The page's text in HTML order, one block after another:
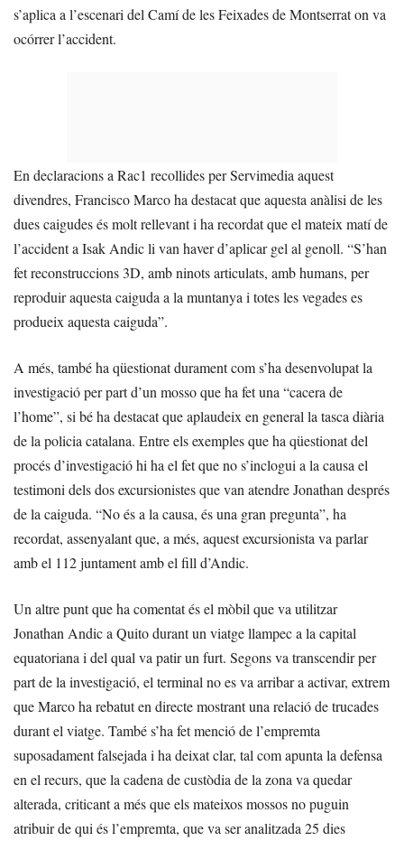
s’aplica a l’escenari del Camí de les Feixades de Montserrat on va
ocórrer l’accident.
En declaracions a Rac1 recollides per Servimedia aquest
divendres, Francisco Marco ha destacat que aquesta anàlisi de les
dues caigudes és molt rellevant i ha recordat que el mateix matí de
l’accident a Isak Andic li van haver d’aplicar gel al genoll. “S’han
fet reconstruccions 3D, amb ninots articulats, amb humans, per
reproduir aquesta caiguda a la muntanya i totes les vegades es
produeix aquesta caiguda”.
A més, també ha qüestionat durament com s’ha desenvolupat la
investigació per part d’un mosso que ha fet una “cacera de
l’home”, si bé ha destacat que aplaudeix en general la tasca diària
de la policia catalana. Entre els exemples que ha qüestionat del
procés d’investigació hi ha el fet que no s’inclogui a la causa el
testimoni dels dos excursionistes que van atendre Jonathan després
de la caiguda. “No és a la causa, és una gran pregunta”, ha
recordat, assenyalant que, a més, aquest excursionista va parlar
amb el 112 juntament amb el fill d’Andic.
Un altre punt que ha comentat és el mòbil que va utilitzar
Jonathan Andic a Quito durant un viatge llampec a la capital
equatoriana i del qual va patir un furt. Segons va transcendir per
part de la investigació, el terminal no es va arribar a activar, extrem
que Marco ha rebatut en directe mostrant una relació de trucades
durant el viatge. També s’ha fet menció de l’empremta
suposadament falsejada i ha deixat clar, tal com apunta la defensa
en el recurs, que la cadena de custòdia de la zona va quedar
alterada, criticant a més que els mateixos mossos no puguin
atribuir de qui és l’empremta, que va ser analitzada 25 dies